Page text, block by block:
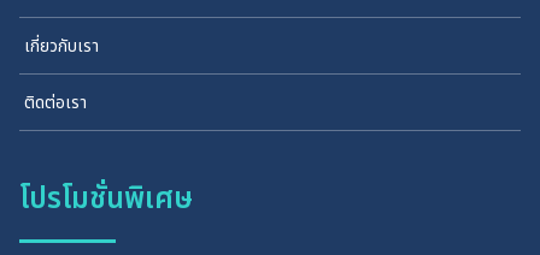
เกี่ยวกับเรา
ติดต่อเรา
โปรโมชั่นพิเศษ